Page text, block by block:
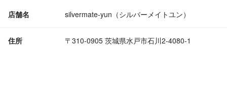
店舗名 silvermate-yun（シルバーメイトユン）
住所 〒310-0905 茨城県水戸市石川2-4080-1